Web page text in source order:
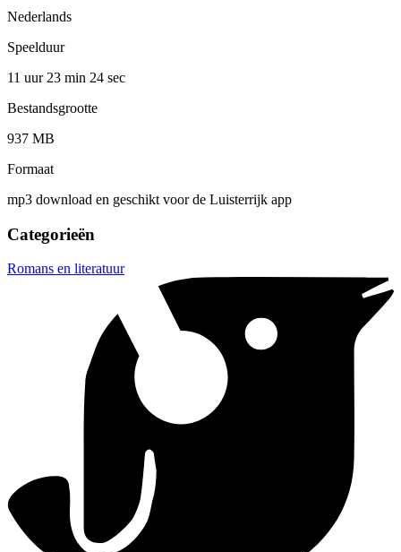
Nederlands
Speelduur
11 uur 23 min 24 sec
Bestandsgrootte
937 MB
Formaat
mp3 download en geschikt voor de Luisterrijk app
Categorieën
Romans en literatuur